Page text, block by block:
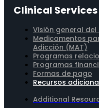
Clinical Services
Visión general
Medicamentos
Adicción (MAT)
Programas
Programas
Formas de pago
Recursos
Additional